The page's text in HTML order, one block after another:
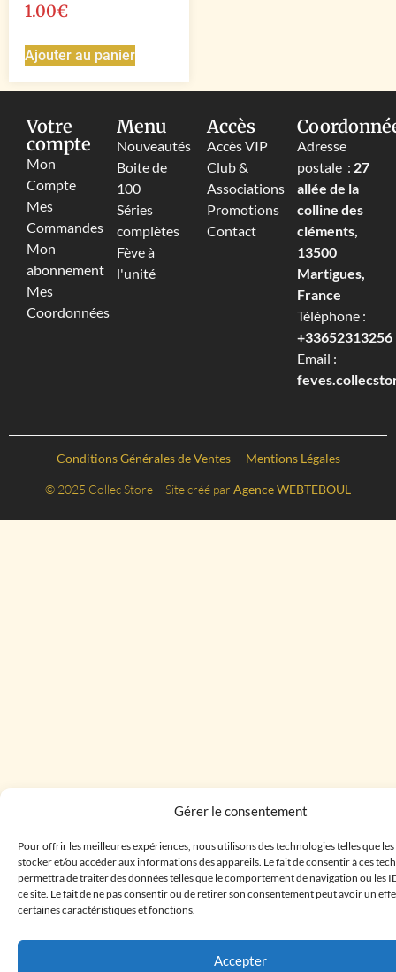
Gérer le consentement
Pour offrir les meilleures expériences, nous utilisons des technologies telles que
stocker et/ou accéder aux informations des appareils. Le fait de consentir à ces
permettra de traiter des données telles que le comportement de navigation ou les
ce site. Le fait de ne pas consentir ou de retirer son consentement peut avoir un
certaines caractéristiques et fonctions.
Accepter
1.00€
Ajouter au panier
Votre
compte
Mon
Compte
Mes
Commandes
Mon
abonnement
Mes
Coordonnées
Menu
Nouveautés
Boite de
100
Séries
complètes
Fève à
l'unité
Accès
Accès VIP
Club &
Associations
Promotions
Contact
Adresse
postale : 27
allée de la
colline des
cléments,
13500
Martigues,
France
Téléphone :
+33652313256‬
Email :
Conditions Générales de Ventes – Mentions Légales
© 2025 Collec Store – Site créé par Agence WEBTEBOUL